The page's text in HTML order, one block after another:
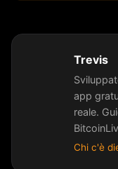
Trevis
app
reale.
Chi c'è